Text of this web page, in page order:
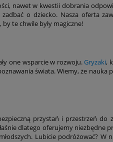
nawet w kwestii dobrania
o dziecko. Nasza oferta
te chwile były magiczne!
one wsparcie w rozwoju. Gryzaki,
świata. Wiemy, że
przystań i przestrzeń
dlatego oferujemy
Lubicie podróżować? W